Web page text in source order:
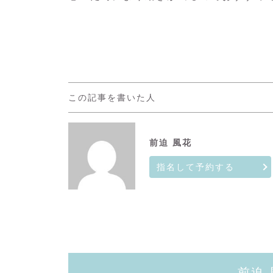
この記事を書いた人
前迫 風花
指名して予約する